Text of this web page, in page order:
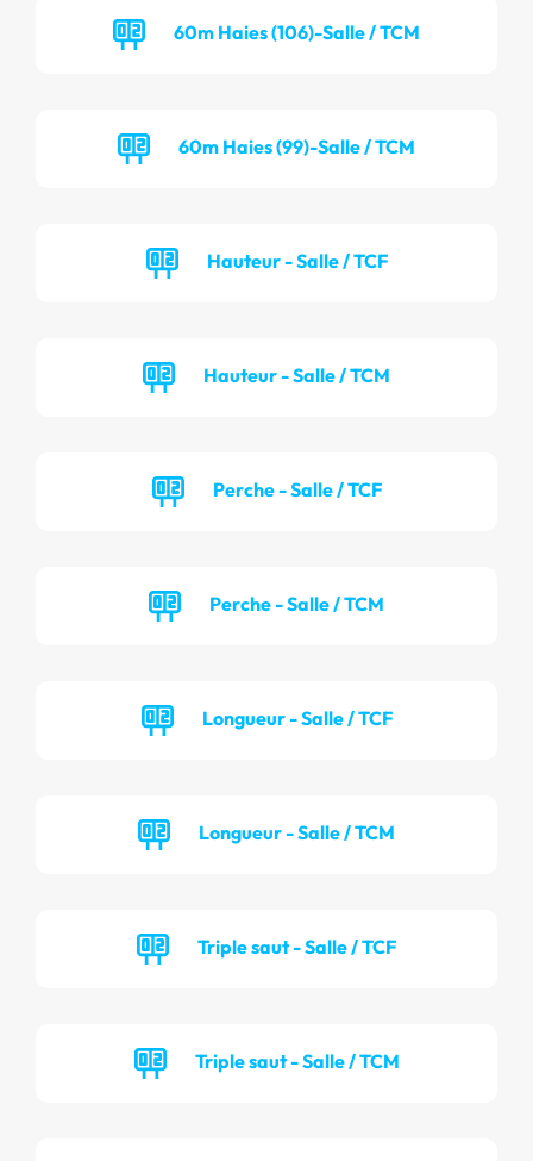
60m Haies (106)-Salle / TCM
60m Haies (99)-Salle / TCM
Hauteur - Salle / TCF
Hauteur - Salle / TCM
Perche - Salle / TCF
Perche - Salle / TCM
Longueur - Salle / TCF
Longueur - Salle / TCM
Triple saut - Salle / TCF
Triple saut - Salle / TCM